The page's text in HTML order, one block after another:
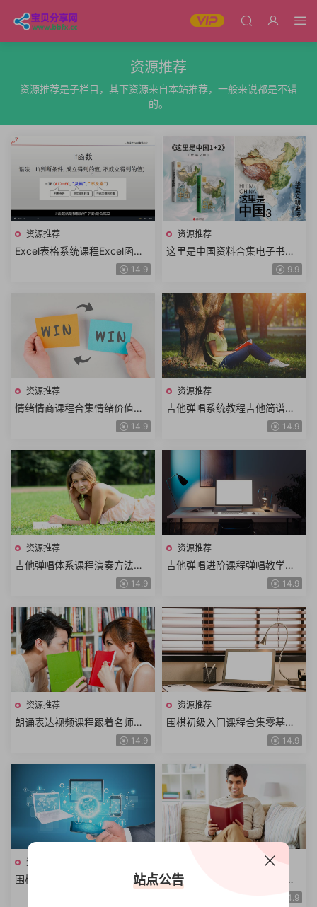
资源推荐
资源推荐是子栏目，其下资源来自本站推荐，一般来说都是不错
的。
资源推荐
Excel表格系统课程Excel函数
公式Excel数据透视表Excel图
14.9
资源推荐
这里是中国资料合集电子书全3
册中国地理科普华夏文明史诗9.9
资源推荐
情绪情商课程合集情绪价值洞
悉人性提高情商人际交往沟通
14.9
资源推荐
吉他弹唱系统教程吉他简谱曲
谱300首吉他从入门到进阶到
高阶体系大课157小课时
14.9
资源推荐
吉他弹唱体系课程演奏方法吉
他乐理音阶设计扫弦方法吉他
和弦识谱记谱系统化教学
14.9
资源推荐
吉他弹唱进阶课程弹唱教学前
奏示范前奏教学全曲示范全曲
14.9
资源推荐
朗诵表达视频课程跟着名师学
习作品朗诵诗歌童话寓言散文
14.9
资源推荐
围棋初级入门课程合集零基础
学围棋快乐学习围棋动画围棋
14.9
资源推荐
围棋中级实战课程合集中级棋
理基本定式骗招怪招变化解析
网络爬虫体系课程从小白到高
手轻松搞定网络爬虫快速掌握
14.9
站点公告